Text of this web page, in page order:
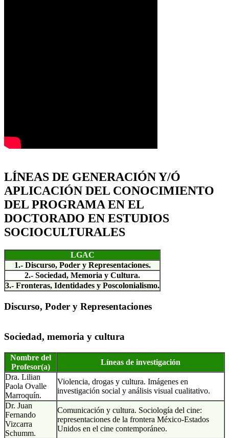
LÍNEAS DE GENERACIÓN Y/Ó
APLICACIÓN DEL CONOCIMIENTO
DEL PROGRAMA EN EL
DOCTORADO EN ESTUDIOS
SOCIOCULTURALES
LGAC
1.- Discurso, Poder y Representaciones.
2.- Sociedad, Memoria y Cultura.
3.- Fronteras, Identidades y Poscolonialismo.
Discurso, Poder y Representaciones
Sociedad, memoria y cultura
Nombre del
Profesor(a)
Líneas de investigación
Dra. Lilian
Paola Ovalle
Marroquín.
Violencia, drogas y cultura. Imágenes en
investigación social y análisis visual cualitativo.
Dr. Juan
Fernando
Vizcarra
Schumm.
Comunicación y cultura. Sociología del cine:
representaciones de la frontera México-Estados
Unidos en el cine contemporáneo.